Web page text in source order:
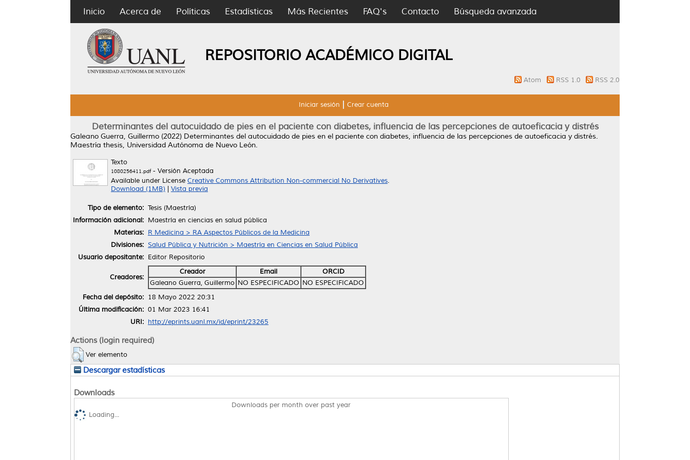
Inicio Acerca de Políticas Estadísticas Más Recientes FAQ's Contacto Búsqueda avanzada
REPOSITORIO ACADÉMICO DIGITAL
Atom RSS 1.0 RSS 2.0
Iniciar sesión Crear cuenta
Determinantes del autocuidado de pies en el paciente con diabetes, influencia de las percepciones de autoeficacia y distrés
Galeano Guerra, Guillermo (2022) Determinantes del autocuidado de pies en el paciente con diabetes, influencia de las percepciones de autoeficacia y distrés.
Maestría thesis, Universidad Autónoma de Nuevo León.
Texto
1080256411.pdf- Versión Aceptada
Available under License Creative Commons Attribution Non-commercial No Derivatives.
Download (1MB)
Vista previa
Tipo de elemento: Tesis (Maestría)
Información adicional: Maestría en ciencias en salud pública
Materias: R Medicina > RA Aspectos Públicos de la Medicina
Divisiones: Salud Pública y Nutrición > Maestría en Ciencias en Salud Pública
Usuario depositante: Editor Repositorio
Creadores:
Creador Email
ORCID
Galeano Guerra, Guillermo NO ESPECIFICADO NO ESPECIFICADO
Fecha del depósito: 18 Mayo 2022 20:31
Última modificación: 01 Mar 2023 16:41
URI: http://eprints.uanl.mx/id/eprint/23265
Actions (login required)
Ver elemento
Descargar estadísticas
Downloads
Downloads per month over past year
Loading...